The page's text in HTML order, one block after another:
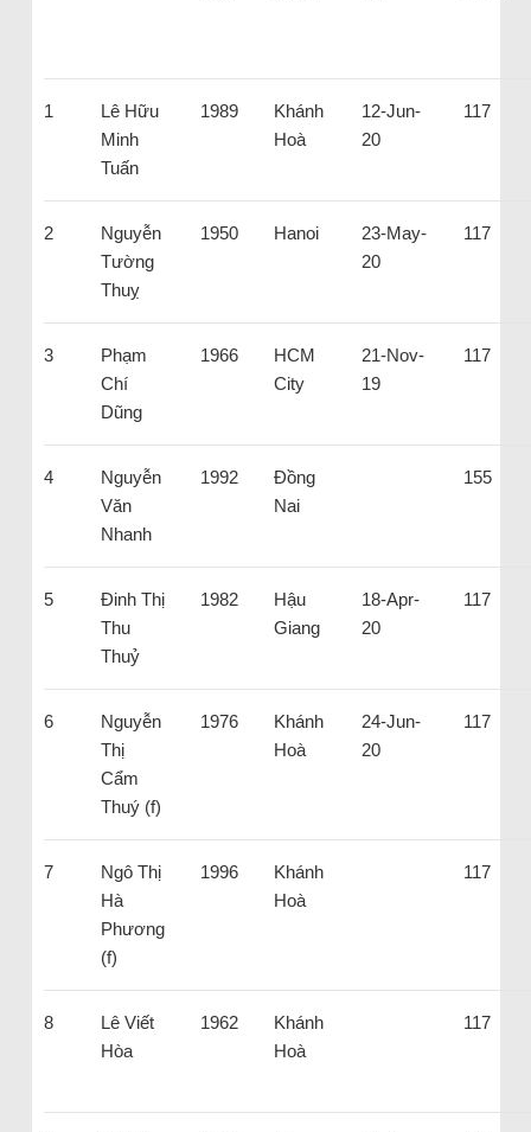
1
Lê Hữu
Minh
Tuấn
1989
Khánh
Hoà
12-Jun-
20
117
2
Nguyễn
Tường
Thuỵ
1950 Hanoi
23-May-
20
117
3
Phạm
Chí
Dũng
1966
HCM
City
21-Nov-
19
117
4
Nguyễn
Văn
Nhanh
1992
Đồng
Nai
155
5
Đinh Thị
Thu
Thuỷ
1982
Hậu
Giang
18-Apr-
20
117
6
Nguyễn
Thị
Cẩm
Thuý (f)
1976
Khánh
Hoà
24-Jun-
20
117
7
Ngô Thị
Hà
Phương
(f)
1996
Khánh
Hoà
117
8
Lê Viết
Hòa
1962
Khánh
Hoà
117